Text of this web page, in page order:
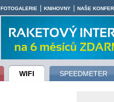
WIFI SPEEDMETER
FOTOGALERIE KNIHOVNY NAŠE